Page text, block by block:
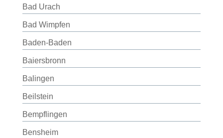
Bad Urach
Bad Wimpfen
Baden-Baden
Baiersbronn
Balingen
Beilstein
Bempflingen
Bensheim